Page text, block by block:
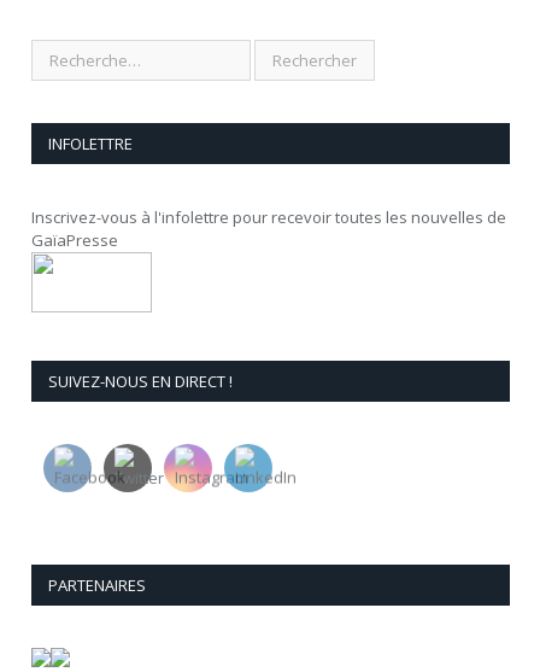
INFOLETTRE
Inscrivez-vous à l'infolettre pour recevoir toutes les nouvelles de
GaïaPresse
SUIVEZ-NOUS EN DIRECT !
PARTENAIRES